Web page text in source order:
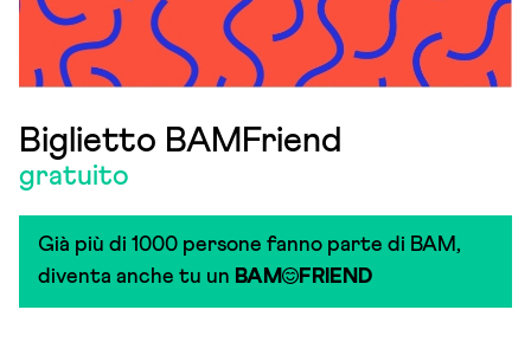
Biglietto BAMFriend
gratuito
Già più di 1000 persone fanno parte di BAM,
diventa anche tu un BAM FRIEND